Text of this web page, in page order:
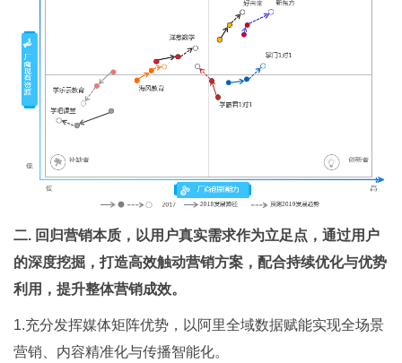
二. 回归营销本质，以用户真实需求作为立足点，通过用户
的深度挖掘，打造高效触动营销方案，配合持续优化与优势
利用，提升整体营销成效。
1.充分发挥媒体矩阵优势，以阿里全域数据赋能实现全场景
营销、内容精准化与传播智能化。